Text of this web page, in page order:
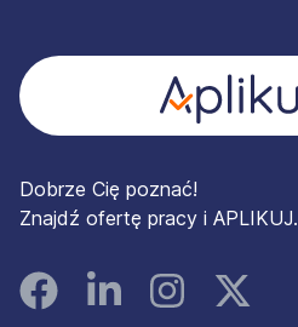
Dobrze Cię poznać!
Znajdź ofertę pracy i APLIKUJ.
FacebookLinked InInstagramInstagram